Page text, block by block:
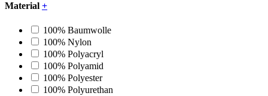
Material +
100% Baumwolle
100% Nylon
100% Polyacryl
100% Polyamid
100% Polyester
100% Polyurethan